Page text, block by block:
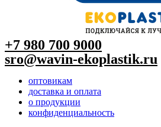
+7 980 700 9000
sro@wavin-ekoplastik.ru
оптовикам
доставка и оплата
о продукции
конфиденциальность